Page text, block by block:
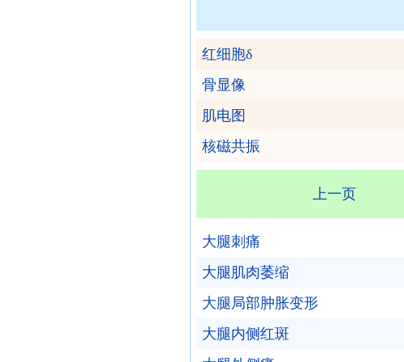
红细胞δ
骨显像
肌电图
核磁共振
上一页
大腿刺痛
大腿肌肉萎缩
大腿局部肿胀变形
大腿内侧红斑